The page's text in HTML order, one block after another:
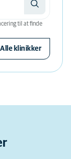
til at finde
Alle klinikker